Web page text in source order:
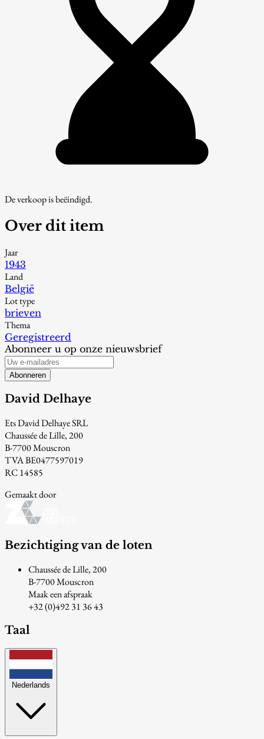
De verkoop is beëindigd.
Over dit item
Jaar
1943
Land
België
Lot type
brieven
Thema
Geregistreerd
Abonneer u op onze nieuwsbrief
Abonneren
David Delhaye
Ets David Delhaye SRL
Chaussée de Lille, 200
B-7700 Mouscron
TVA BE0477597019
RC 14585
Gemaakt door
Bezichtiging van de loten
Chaussée de Lille, 200
B-7700 Mouscron
Maak een afspraak
+32 (0)492 31 36 43
Taal
Nederlands